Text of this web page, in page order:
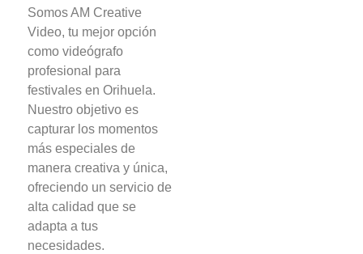
Somos AM Creative
Video, tu mejor opción
como videógrafo
profesional para
festivales en Orihuela.
Nuestro objetivo es
capturar los momentos
más especiales de
manera creativa y única,
ofreciendo un servicio de
alta calidad que se
adapta a tus
necesidades.